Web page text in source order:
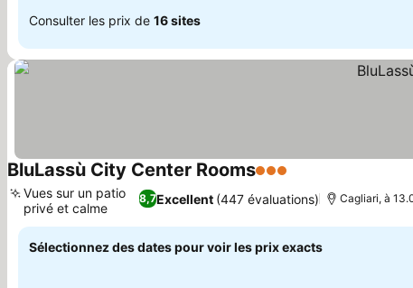
Consulter les prix de 16 sites
BluLassù City Center Rooms3 Étoiles
8,7Excellent (447 évaluations)
Vues sur un patio
privé et calme
Cagliari, à
Sélectionnez des dates pour voir les prix exacts